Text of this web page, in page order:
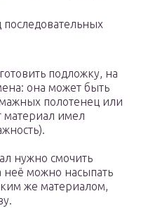
последовательных
подложку, на
она может быть
полотенец или
материал имел
нужно смочить
неё можно насыпать
же материалом,